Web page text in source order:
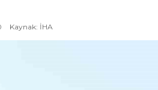
Kaynak: İHA